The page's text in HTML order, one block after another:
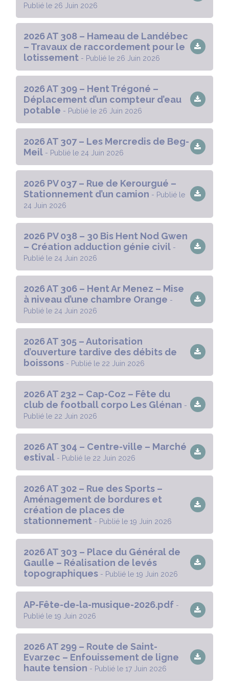
Publié le 26 Juin 2026
2026 AT 308 – Hameau de Landébec
– Travaux de raccordement pour le
lotissement - Publié le 26 Juin 2026
2026 AT 309 – Hent Trégoné –
Déplacement d’un compteur d’eau
potable - Publié le 26 Juin 2026
2026 AT 307 – Les Mercredis de Beg-
Meil - Publié le 24 Juin 2026
2026 PV 037 – Rue de Kerourgué –
Stationnement d’un camion - Publié le
24 Juin 2026
2026 PV 038 – 30 Bis Hent Nod Gwen
– Création adduction génie civil -
Publié le 24 Juin 2026
2026 AT 306 – Hent Ar Menez – Mise
à niveau d’une chambre Orange -
Publié le 24 Juin 2026
2026 AT 305 – Autorisation
d’ouverture tardive des débits de
boissons - Publié le 22 Juin 2026
2026 AT 232 – Cap-Coz – Fête du
club de football corpo Les Glénan -
Publié le 22 Juin 2026
2026 AT 304 – Centre-ville – Marché
estival - Publié le 22 Juin 2026
2026 AT 302 – Rue des Sports –
Aménagement de bordures et
création de places de
stationnement - Publié le 19 Juin 2026
2026 AT 303 – Place du Général de
Gaulle – Réalisation de levés
topographiques - Publié le 19 Juin 2026
AP-Fête-de-la-musique-2026.pdf -
Publié le 19 Juin 2026
2026 AT 299 – Route de Saint-
Evarzec – Enfouissement de ligne
haute tension - Publié le 17 Juin 2026